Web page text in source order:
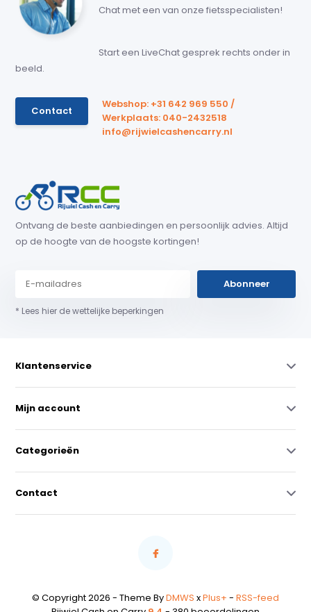
Chat met een van onze fietsspecialisten!
Start een LiveChat gesprek rechts onder in
beeld.
Contact
Webshop: +31 642 969 550 /
Werkplaats: 040-2432518
info@rijwielcashencarry.nl
Ontvang de beste aanbiedingen en persoonlijk advies. Altijd
op de hoogte van de hoogste kortingen!
Abonneer
* Lees hier de wettelijke beperkingen
Klantenservice
Mijn account
Categorieën
Contact
© Copyright 2026 - Theme ByDMWS xPlus+ - RSS-feed